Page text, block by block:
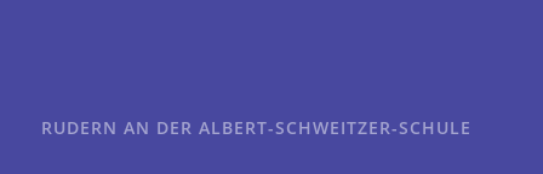
RUDERN AN DER ALBERT-SCHWEITZER-SCHULE